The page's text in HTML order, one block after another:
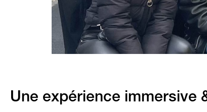
Une expérience immersive